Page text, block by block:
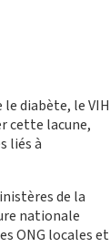
diabète, le VIH
cette lacune,
liés à
de la
nationale
ONG locales et